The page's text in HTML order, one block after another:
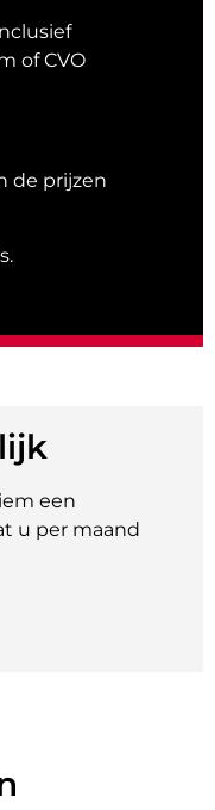
of CVO
de prijzen
een
u per maand